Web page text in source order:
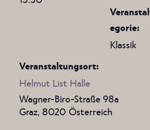
egorie:
Klassik
Veranstaltungsort:
Helmut List Halle
Wagner-Biro-Straße 98a
Graz, 8020 Österreich